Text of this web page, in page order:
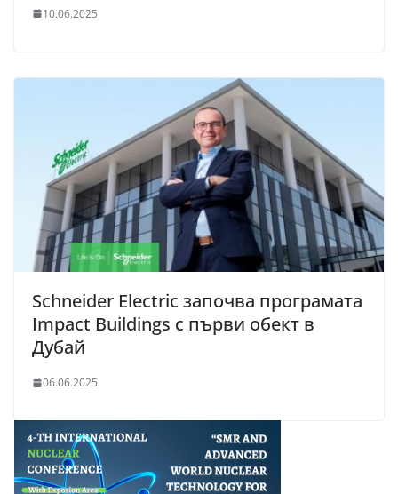
10.06.2025
Schneider Electric започва програмата
Impact Buildings с първи обект в
Дубай
06.06.2025